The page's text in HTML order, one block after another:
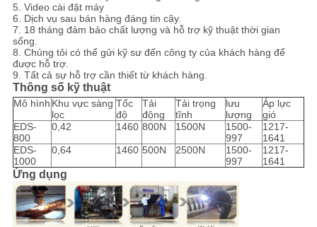
5. Video cài đặt máy
6. Dịch vụ sau bán hàng đáng tin cậy.
7. 18 tháng đảm bảo chất lượng và hỗ trợ kỹ thuật thời gian
sống.
8. Chúng tôi có thể gửi kỹ sư đến công ty của khách hàng để
được hỗ trợ.
9. Tất cả sự hỗ trợ cần thiết từ khách hàng.
Thông số kỹ thuật
Mô hình Khu vực sàng
lọc
Tốc
độ
Tải
động
Tải trọng
tĩnh
lưu
lượng
Áp lực
gió
EDS-
800
0,42 1460 800N 1500N
1500-
997
1217-
1641
EDS-
1000
0,64 1460 500N 2500N
1500-
997
1217-
1641
Ứng dụng